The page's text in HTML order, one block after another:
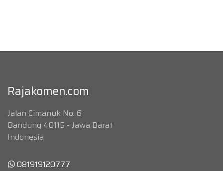
Rajakomen.com
Jalan Cimanuk No. 6
Bandung 40115 - Jawa Barat
Indonesia
081919120777